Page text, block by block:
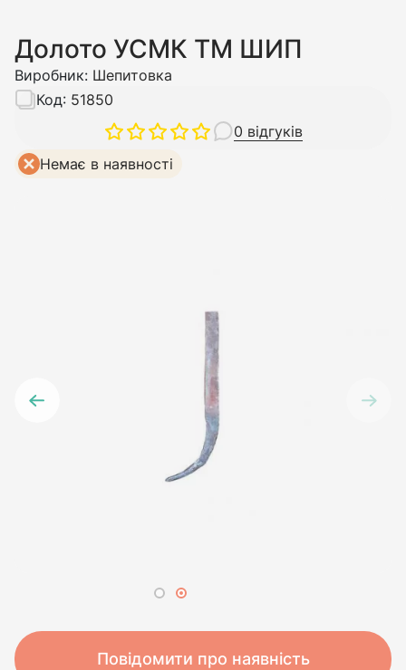
Долото УСМК ТМ ШИП
Виробник: Шепитовка
0 відгуків
Код: 51850
Немає в наявності
Повідомити про наявність